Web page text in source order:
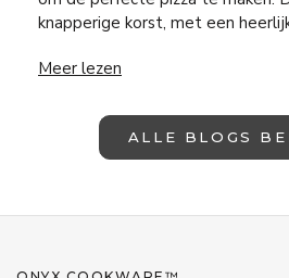
knapperige korst, met een
DE PERFECTE PIZZA
Meer lezen
ALLE BLOGS